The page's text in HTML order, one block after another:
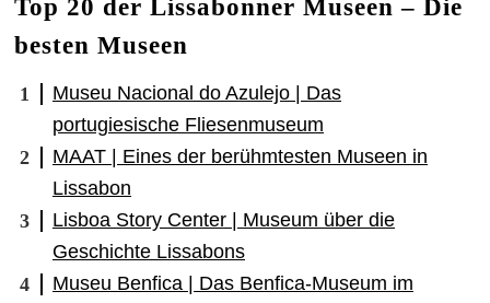
Top 20 der Lissabonner Museen – Die
besten Museen
Museu Nacional do Azulejo | Das
portugiesische Fliesenmuseum
MAAT | Eines der berühmtesten Museen in
Lissabon
Lisboa Story Center | Museum über die
Geschichte Lissabons
Museu Benfica | Das Benfica-Museum im